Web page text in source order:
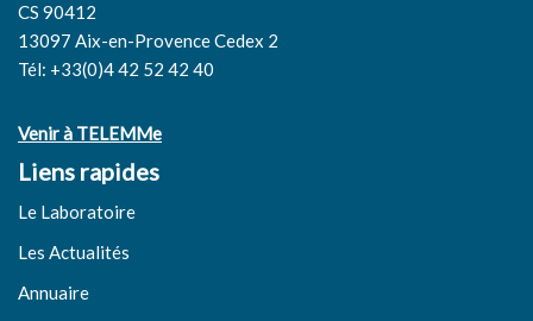
CS 90412
13097 Aix-en-Provence Cedex 2
Tél: +33(0)4 42 52 42 40
Venir à TELEMMe
Liens rapides
Le Laboratoire
Les Actualités
Annuaire